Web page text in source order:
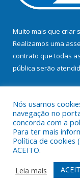
Muito mais que criar
Realizamos uma
contrato que todas
pública serão
Todos os direitos
Mapa do Site
Nós usamos
navegação no
concorda com a
Para ter mais
Política de cookies (
ACEITO.
Leia mais